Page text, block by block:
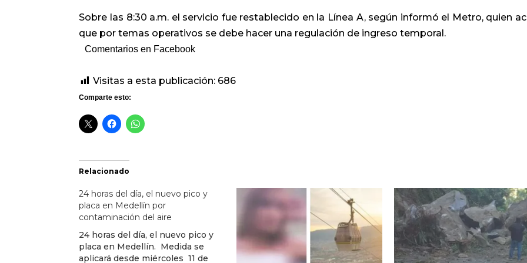
Sobre las 8:30 a.m. el servicio fue restablecido en la Línea A, según informó el Metro, quien
que por temas operativos se debe hacer una regulación de ingreso temporal.
Comentarios en Facebook
Visitas a esta publicación: 686
Comparte esto:
Relacionado
24 horas del día, el nuevo pico y
placa en Medellín por
contaminación del aire
24 horas del día, el nuevo pico y
placa en Medellín. Medida se
aplicará desde miércoles 11 de